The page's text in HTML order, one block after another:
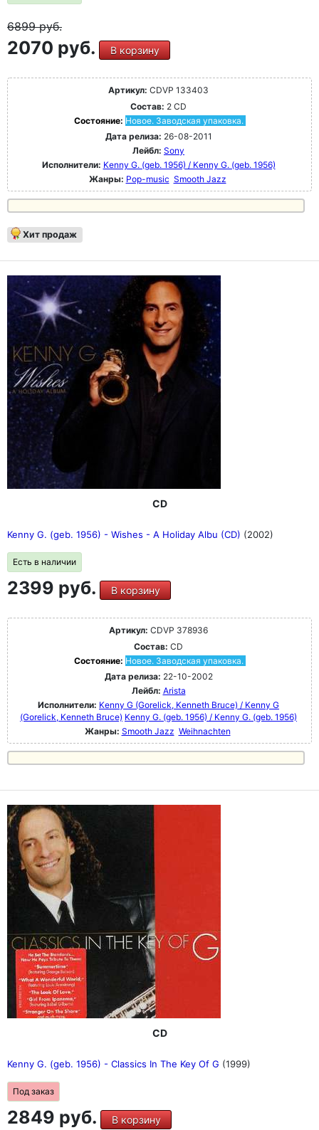
6899руб.
2070 руб. В корзину
Артикул: CDVP 133403
Состав: 2 CD
Состояние: Новое. Заводская упаковка.
Дата релиза: 26-08-2011
Лейбл: Sony
Исполнители: Kenny G. (geb. 1956) / Kenny G. (geb. 1956)
Жанры: Pop-music Smooth Jazz
Хит продаж
CD
Kenny G. (geb. 1956) - Wishes - A Holiday Albu (CD) (2002)
Есть в наличии
2399 руб. В корзину
Артикул: CDVP 378936
Состав: CD
Состояние: Новое. Заводская упаковка.
Дата релиза: 22-10-2002
Лейбл: Arista
Исполнители: Kenny G (Gorelick, Kenneth Bruce) / Kenny G
(Gorelick, Kenneth Bruce) Kenny G. (geb. 1956) / Kenny G. (geb. 1956)
Жанры: Smooth Jazz Weihnachten
CD
Kenny G. (geb. 1956) - Classics In The Key Of G (1999)
Под заказ
2849 руб. В корзину